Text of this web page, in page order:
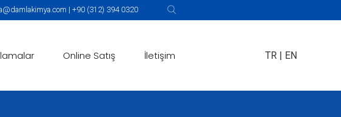
| +90 (312) 394 0320
Online Satış İletişim TR| EN